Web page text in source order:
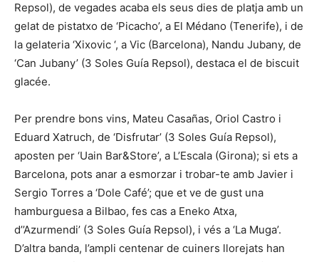
Repsol), de vegades acaba els seus dies de platja amb un
gelat de pistatxo de ‘Picacho’, a El Médano (Tenerife), i de
la gelateria ‘Xixovic ‘, a Vic (Barcelona), Nandu Jubany, de
‘Can Jubany’ (3 Soles Guía Repsol), destaca el de biscuit
glacée.
Per prendre bons vins, Mateu Casañas, Oriol Castro i
Eduard Xatruch, de ‘Disfrutar’ (3 Soles Guía Repsol),
aposten per ‘Uain Bar&Store’, a L’Escala (Girona); si ets a
Barcelona, ​​pots anar a esmorzar i trobar-te amb Javier i
Sergio Torres a ‘Dole Café’; que et ve de gust una
hamburguesa a Bilbao, fes cas a Eneko Atxa,
d’’Azurmendi’ (3 Soles Guía Repsol), i vés a ‘La Muga’.
D’altra banda, l’ampli centenar de cuiners llorejats han